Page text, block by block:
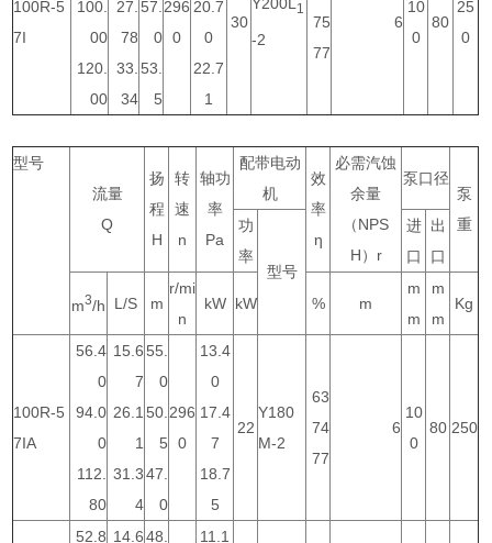
100R-5
7I
100.
00
120.
00
27.
78
33.
34
57.
0
53.
5
296
0
20.7
0
22.7
1
30
1
-2
75
77
6
10
0
80
25
0
型号
流量
Q
扬
程
H
转
速
n
轴功
率
Pa
配带电动
机
效
率
η
必需汽蚀
余量
（NPS
H）r
泵口径
泵
重
功
率
型号
进
口
出
口
m3/h L/S m
r/mi
n
kW kW % m
m
m
m
m
Kg
100R-5
7IA
56.4
0
94.0
0
112.
80
15.6
7
26.1
1
31.3
4
55.
0
50.
5
47.
0
296
0
13.4
0
17.4
7
18.7
5
22
Y180
M-2
63
74
77
6
10
0
80 250
52.8 14.6 48. 11.1